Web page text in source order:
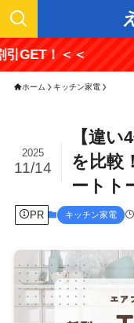
ホーム キッチン家電
【違
を比較
ートト
2025
11/14
PR キッチン家電